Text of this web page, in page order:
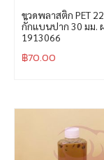
ขวดพลาสติก PET
กั๊กแบนปาก 30 มม.
1913066
฿70.00